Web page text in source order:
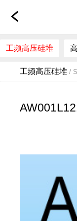
工频高压硅堆
工频高压硅堆/